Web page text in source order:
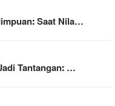
Saat Nila…
Tantangan: …